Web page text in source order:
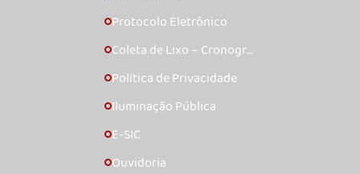
🞇Protocolo Eletrônico
🞇Coleta de Lixo – Cronogra
🞇Política de Privacidade
🞇Iluminação Pública
🞇E-SIC
🞇Ouvidoria